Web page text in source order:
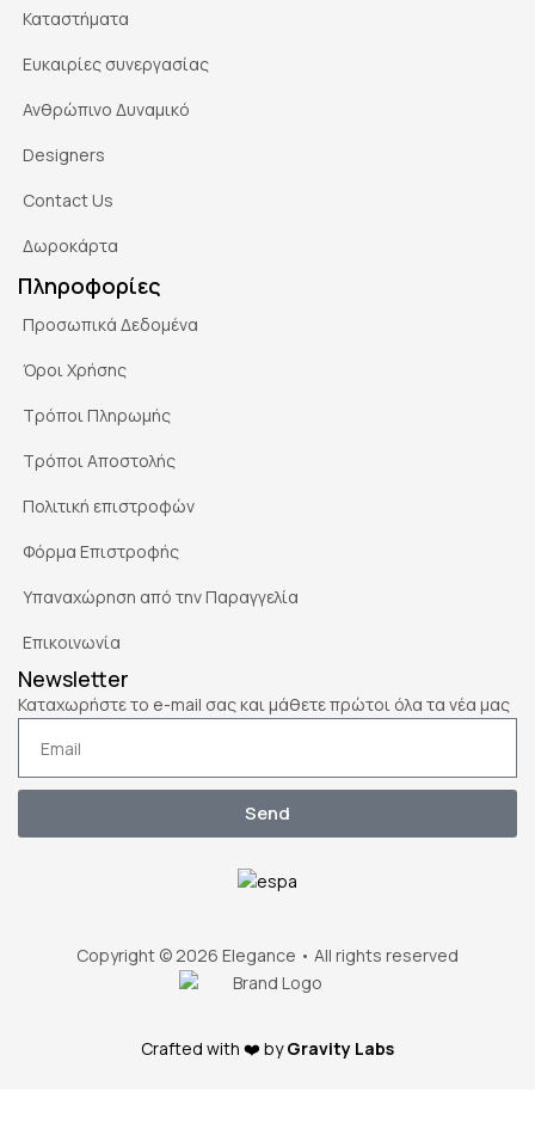
Καταστήματα
Ευκαιρίες συνεργασίας
Ανθρώπινο Δυναμικό
Designers
Contact Us
Δωροκάρτα
Πληροφορίες
Προσωπικά Δεδομένα
Όροι Χρήσης
Τρόποι Πληρωμής
Τρόποι Αποστολής
Πολιτική επιστροφών
Φόρμα Επιστροφής
Υπαναχώρηση από την Παραγγελία
Επικοινωνία
Newsletter
Καταχωρήστε το e-mail σας και μάθετε πρώτοι όλα τα νέα μας
Send
Copyright © 2026 Elegance • All rights reserved
Crafted with ❤️ byGravity Labs